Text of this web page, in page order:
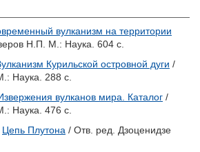
вулканизм на территории
Н.П.
М.: Наука. 604 с.
Курильской островной дуги /
Наука. 288 с.
вулканов мира. Каталог /
Наука. 476 с.
Цепь Плутона / Отв. ред. Дзоценидзе